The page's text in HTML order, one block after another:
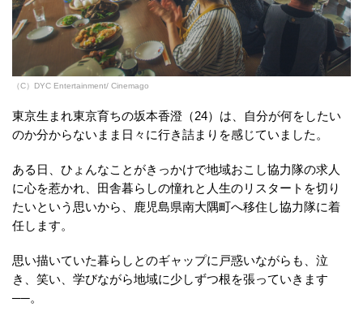
（C）DYC Entertainment/ Cinemago
東京生まれ東京育ちの坂本香澄（24）は、自分が何をしたい
のか分からないまま日々に行き詰まりを感じていました。
ある日、ひょんなことがきっかけで地域おこし協力隊の求人
に心を惹かれ、田舎暮らしの憧れと人生のリスタートを切り
たいという思いから、鹿児島県南大隅町へ移住し協力隊に着
任します。
思い描いていた暮らしとのギャップに戸惑いながらも、泣
き、笑い、学びながら地域に少しずつ根を張っていきます
──。